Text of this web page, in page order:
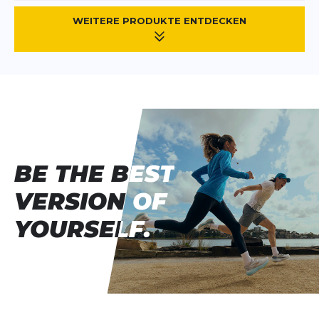
WEITERE PRODUKTE ENTDECKEN
BE THE BEST
VERSION OF
YOURSELF.
BE THE BEST
VERSION OF
YOURSELF.